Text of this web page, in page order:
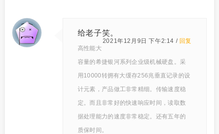
给老子笑。
2021年12月9日 下午2:14 / 回复
高性能大
容量的希捷银河系列企业级机械硬盘。采
用10000转拥有大缓存256兆垂直记录的设
计元素，产品做工非常精细。传输速度稳
定。而且非常好的快速响应时间，读取数
据处理能力的速度非常稳定。还有五年的
质保时间。